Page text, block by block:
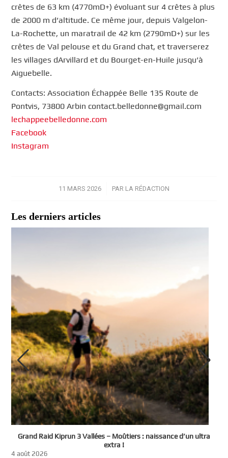
crêtes de 63 km (4770mD+) évoluant sur 4 crêtes à plus
de 2000 m d’altitude. Ce même jour, depuis Valgelon-
La-Rochette, un maratrail de 42 km (2790mD+) sur les
crêtes de Val pelouse et du Grand chat, et traverserez
les villages dArvillard et du Bourget-en-Huile jusqu’à
Aiguebelle.
Contacts: Association Échappée Belle 135 Route de
Pontvis, 73800 Arbin contact.belledonne@gmail.com
lechappeebelledonne.com
Facebook
Instagram
11 MARS 2026
/ PAR LA RÉDACTION
Les derniers articles
Grand Raid Kiprun 3 Vallées – Moûtiers : naissance d’un ultra
extra !
4 août 2026